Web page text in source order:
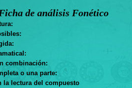
de análisis Fonético
combinación:
o una parte:
la lectura del compuesto